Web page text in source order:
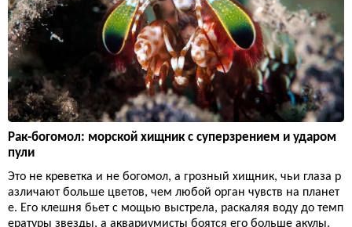
Рак-богомол: морской хищник с суперзрением и ударом
пули
Это не креветка и не богомол, а грозный хищник, чьи глаза р
азличают больше цветов, чем любой орган чувств на планет
е. Его клешня бьет с мощью выстрела, раскаляя воду до темп
ературы звезды, а аквариумисты боятся его больше акулы.